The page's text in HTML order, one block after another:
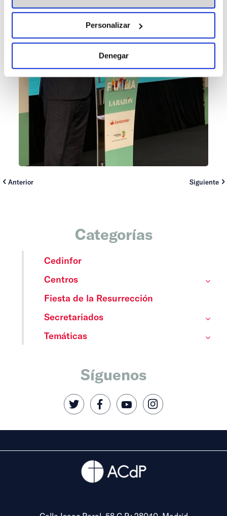
Personalizar
Denegar
Anterior Siguiente
Categorías
Cedinfor
Centros
Fiesta de la Resurrección
Secretariados
Temáticas
Síguenos